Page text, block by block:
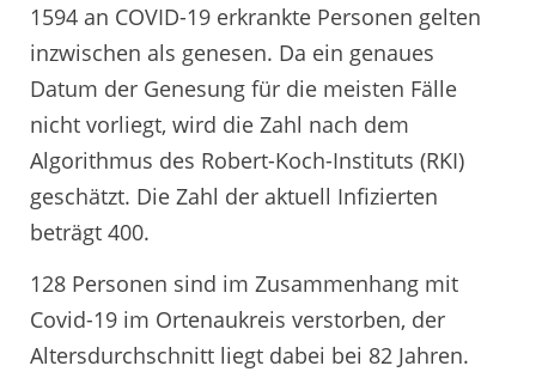
1594 an COVID-19 erkrankte Personen gelten
inzwischen als genesen. Da ein genaues
Datum der Genesung für die meisten Fälle
nicht vorliegt, wird die Zahl nach dem
Algorithmus des Robert-Koch-Instituts (RKI)
geschätzt. Die Zahl der aktuell Infizierten
beträgt 400.
128 Personen sind im Zusammenhang mit
Covid-19 im Ortenaukreis verstorben, der
Altersdurchschnitt liegt dabei bei 82 Jahren.